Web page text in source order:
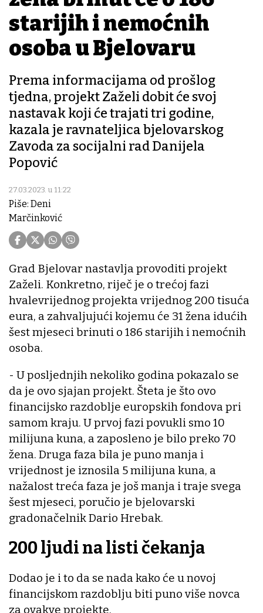
starijih i nemoćnih
osoba u Bjelovaru
Prema informacijama od prošlog
tjedna, projekt Zaželi dobit će svoj
nastavak koji će trajati tri godine,
kazala je ravnateljica bjelovarskog
Zavoda za socijalni rad Danijela
Popović
27.03.2023. u 11:22
Piše: Deni
Marčinković
Grad Bjelovar nastavlja provoditi projekt
Zaželi. Konkretno, riječ je o trećoj fazi
hvalevrijednog projekta vrijednog 200 tisuća
eura, a zahvaljujući kojemu će 31 žena idućih
šest mjeseci brinuti o 186 starijih i nemoćnih
osoba.
- U posljednjih nekoliko godina pokazalo se
da je ovo sjajan projekt. Šteta je što ovo
financijsko razdoblje europskih fondova pri
samom kraju. U prvoj fazi povukli smo 10
milijuna kuna, a zaposleno je bilo preko 70
žena. Druga faza bila je puno manja i
vrijednost je iznosila 5 milijuna kuna, a
nažalost treća faza je još manja i traje svega
šest mjeseci, poručio je bjelovarski
gradonačelnik Dario Hrebak.
200 ljudi na listi čekanja
Dodao je i to da se nada kako će u novoj
financijskom razdoblju biti puno više novca
za ovakve projekte.